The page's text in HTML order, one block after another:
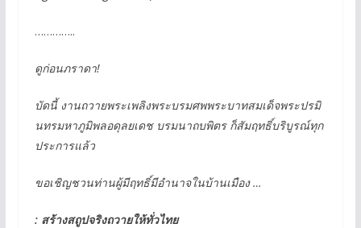
…………..
ดูก่อนภราดา!
บัดนี้ งานถวายพระเพลิงพระบรมศพพระบาทสมเด็จพระปรมิ
นทรมหาภูมิพลอดุลยเดช บรมนาถบพิตร ก็สัมฤทธิ์บริบูรณ์ทุก
ประการแล้ว
ขอเชิญชวนท่านผู้มีฤทธิ์มีอำนาจในบ้านเมือง …
: สร้างสถูปจริงถวายให้ทั่วไทย